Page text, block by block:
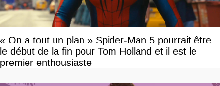
« On a tout un plan » Spider-Man 5 pourrait être
le début de la fin pour Tom Holland et il est le
premier enthousiaste